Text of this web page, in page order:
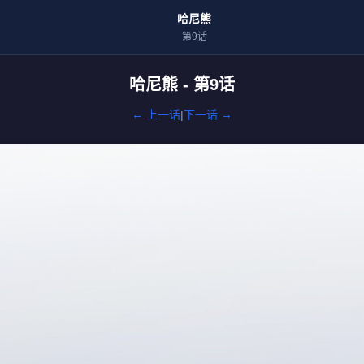
哈尼熊
第9话
哈尼熊 - 第9话
← 上一话|下一话 →